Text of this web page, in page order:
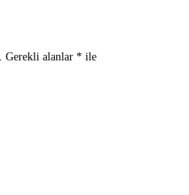
Gerekli alanlar* ile